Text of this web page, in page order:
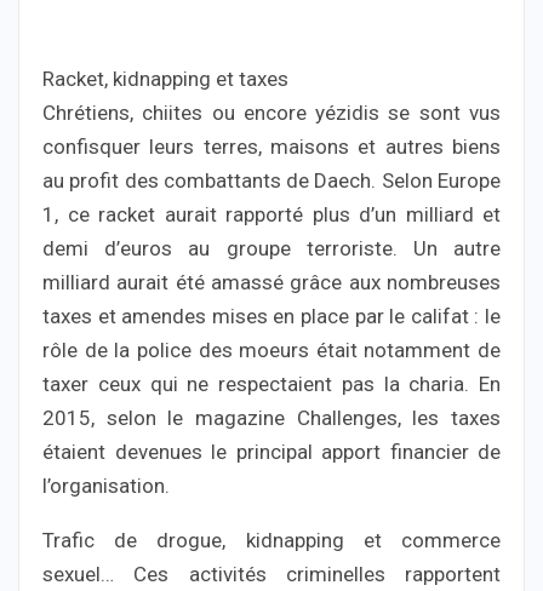
Racket, kidnapping et taxes
Chrétiens, chiites ou encore yézidis se sont vus
confisquer leurs terres, maisons et autres biens
au profit des combattants de Daech. Selon Europe
1, ce racket aurait rapporté plus d’un milliard et
demi d’euros au groupe terroriste. Un autre
milliard aurait été amassé grâce aux nombreuses
taxes et amendes mises en place par le califat : le
rôle de la police des moeurs était notamment de
taxer ceux qui ne respectaient pas la charia. En
2015, selon le magazine Challenges, les taxes
étaient devenues le principal apport financier de
l’organisation.
Trafic de drogue, kidnapping et commerce
sexuel… Ces activités criminelles rapportent